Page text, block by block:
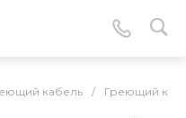
кабель / Греющий